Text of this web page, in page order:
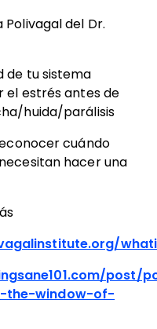
del Dr.
de tu sistema
el estrés antes de
huida/parálisis
cuándo
hacer una
post/
the-window-of-